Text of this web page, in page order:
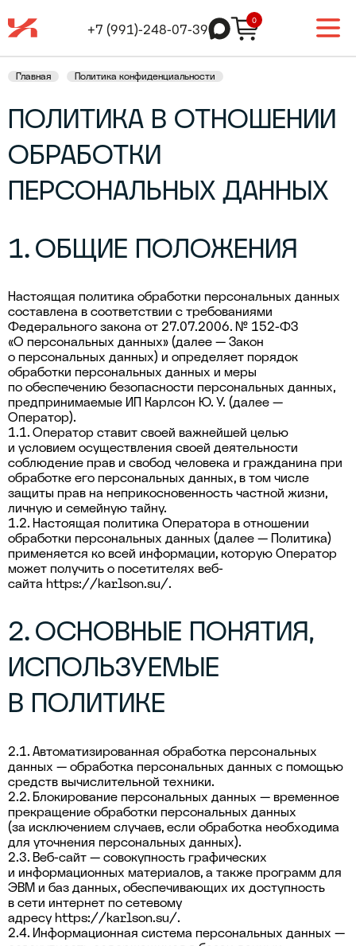
+7 (991)-248-07-39
0
Главная Политика конфиденциальности
ПОЛИТИКА В ОТНОШЕНИИ
ОБРАБОТКИ
ПЕРСОНАЛЬНЫХ ДАННЫХ
1. ОБЩИЕ ПОЛОЖЕНИЯ
Настоящая политика обработки персональных данных
составлена в соответствии с требованиями
Федерального закона от 27.07.2006. № 152-ФЗ
«О персональных данных» (далее — Закон
о персональных данных) и определяет порядок
обработки персональных данных и меры
по обеспечению безопасности персональных данных,
предпринимаемые ИП Карлсон Ю. У. (далее —
Оператор).
1.1. Оператор ставит своей важнейшей целью
и условием осуществления своей деятельности
соблюдение прав и свобод человека и гражданина при
обработке его персональных данных, в том числе
защиты прав на неприкосновенность частной жизни,
личную и семейную тайну.
1.2. Настоящая политика Оператора в отношении
обработки персональных данных (далее — Политика)
применяется ко всей информации, которую Оператор
может получить о посетителях веб-
сайта https://karlson.su/.
2. ОСНОВНЫЕ ПОНЯТИЯ,
ИСПОЛЬЗУЕМЫЕ
В ПОЛИТИКЕ
2.1. Автоматизированная обработка персональных
данных — обработка персональных данных с помощью
средств вычислительной техники.
2.2. Блокирование персональных данных — временное
прекращение обработки персональных данных
(за исключением случаев, если обработка необходима
для уточнения персональных данных).
2.3. Веб-сайт — совокупность графических
и информационных материалов, а также программ для
ЭВМ и баз данных, обеспечивающих их доступность
в сети интернет по сетевому
адресу https://karlson.su/.
2.4. Информационная система персональных данных —